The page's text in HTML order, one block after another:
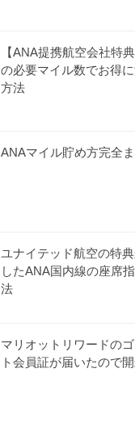
【ANA提携航空会社特
の必要マイル数でお得
方法
ANAマイル貯め方完全
ユナイテッド航空の特
したANA国内線の座席
法
マリオットリワードの
ト会員証が届いたので